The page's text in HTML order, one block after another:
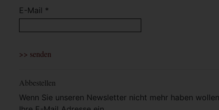
E-Mail *
Abbestellen
Wenn Sie unseren Newsletter nicht mehr haben